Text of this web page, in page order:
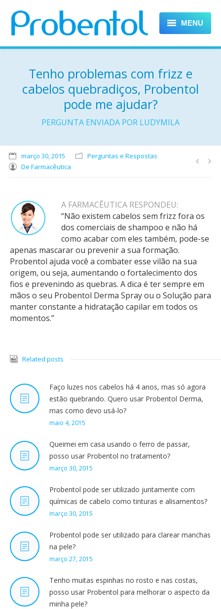
MENU
HOME
PROBENTOL DERMA
PROBENTOL BABY
DICAS
FALE CONOSCO
Tenho problemas com frizz e
cabelos quebradiços, Probentol
pode me ajudar?
PERGUNTA ENVIADA POR LUDYMILA
março 30, 2015
Perguntas e Respostas
De Farmacêutica
A FARMACÊUTICA RESPONDEU:
“Não existem cabelos sem frizz fora os
dos comerciais de shampoo e não há
como acabar com eles também, pode-se
apenas mascarar ou prevenir a sua formação.
Probentol ajuda você a combater esse vilão na sua
origem, ou seja, aumentando o fortalecimento dos
fios e prevenindo as quebras. A dica é ter sempre em
mãos o seu Probentol Derma Spray ou o Solução para
manter constante a hidratação capilar em todos os
momentos.”
Related posts
Faço luzes nos cabelos há 4 anos, mas só agora
estão quebrando. Quero usar Probentol Derma,
mas como devo usá-lo?
maio 4, 2015
Queimei em casa usando o ferro de passar,
posso usar Probentol no tratamento?
março 30, 2015
Probentol pode ser utilizado juntamente com
químicas de cabelo como tinturas e alisamentos?
março 30, 2015
Probentol pode ser utilizado para clarear manchas
na pele?
março 27, 2015
Tenho muitas espinhas no rosto e nas costas,
posso usar Probentol para melhorar o aspecto da
minha pele?